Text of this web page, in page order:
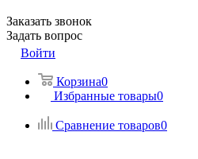
Заказать звонок
Задать вопрос
Войти
Корзина0
Избранные товары0
Сравнение товаров0